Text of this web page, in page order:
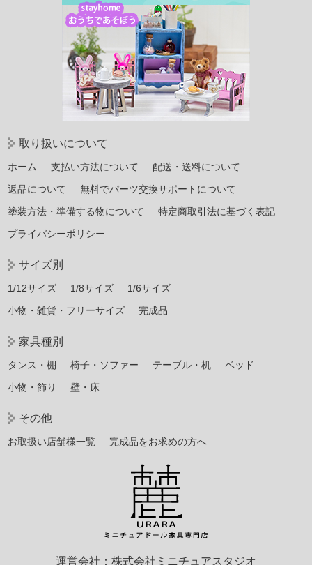
取り扱いについて
ホーム 支払い方法について
配送・送料について
返品について
無料でパーツ交換サポートについて
塗装方法・準備する物について
特定商取引法に基づく表記
プライバシーポリシー
サイズ別
1/12サイズ 1/8サイズ
1/6サイズ
小物・雑貨・フリーサイズ
完成品
家具種別
タンス・棚 椅子・ソファー テーブル・机
ベッド
小物・飾り
壁・床
その他
お取扱い店舗様一覧 完成品をお求めの方へ
運営会社：株式会社ミニチュアスタジオ